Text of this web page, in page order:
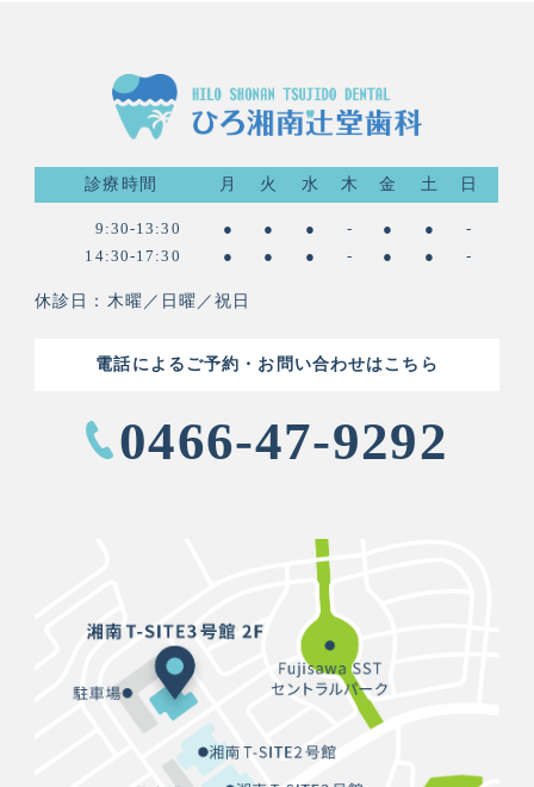
診療時間 月 火 水 木 金 土 日
9:30-13:30 ● ● ● - ● ●
-
14:30-17:30
● ● ● - ● ● -
休診日：木曜／日曜／祝日
電話によるご予約・お問い合わせはこちら
0466-47-9292